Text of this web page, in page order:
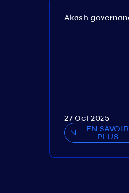
27 Oct 2025
EN SAVOIR
PLUS